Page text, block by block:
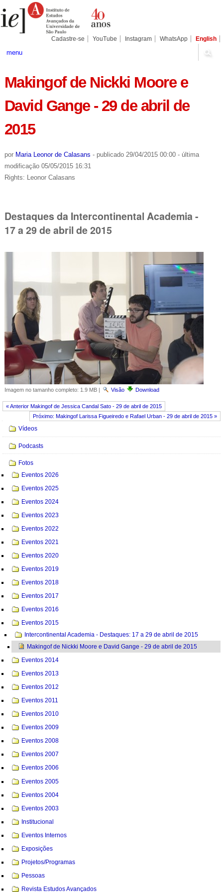
para
conteúdo.
Pessoais
Cadastre-se YouTube Instagram WhatsApp English
menu
Makingof de Nickki Moore e
David Gange - 29 de abril de
2015
por Maria Leonor de Calasans - publicado29/04/2015 00:00 - última
modificação05/05/2015 16:31
Rights: Leonor Calasans
Destaques da Intercontinental Academia -
17 a 29 de abril de 2015
Imagem no tamanho completo: 1.9 MB| Visão Download
« Anterior Makingof de Jessica Candal Sato - 29 de abril de 2015
Próximo: Makingof Larissa Figueiredo e Rafael Urban - 29 de abril de 2015 »
Navegação
Vídeos
Podcasts
Fotos
Eventos 2026
Eventos 2025
Eventos 2024
Eventos 2023
Eventos 2022
Eventos 2021
Eventos 2020
Eventos 2019
Eventos 2018
Eventos 2017
Eventos 2016
Eventos 2015
Intercontinental Academia - Destaques: 17 a 29 de abril de 2015
Makingof de Nickki Moore e David Gange - 29 de abril de 2015
Eventos 2014
Eventos 2013
Eventos 2012
Eventos 2011
Eventos 2010
Eventos 2009
Eventos 2008
Eventos 2007
Eventos 2006
Eventos 2005
Eventos 2004
Eventos 2003
Institucional
Eventos Internos
Exposições
Projetos/Programas
Pessoas
Revista Estudos Avançados